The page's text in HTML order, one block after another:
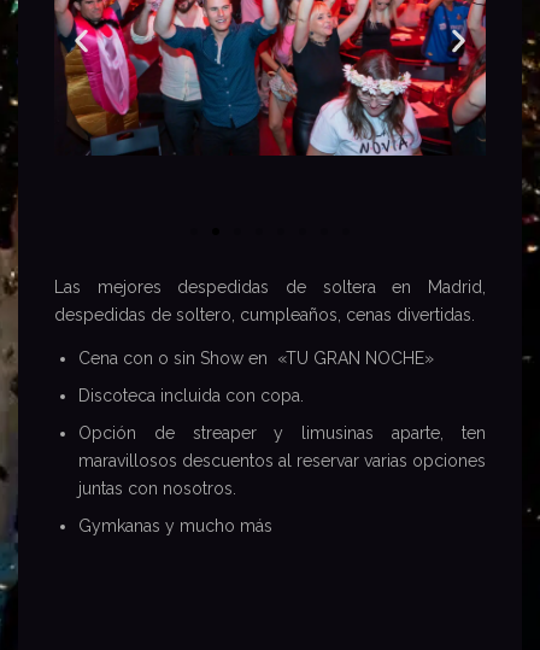
Las mejores despedidas de soltera en Madrid,
despedidas de soltero, cumpleaños, cenas divertidas.
Cena con o sin Show en «TU GRAN NOCHE»
Discoteca incluida con copa.
Opción de streaper y limusinas aparte, ten
maravillosos descuentos al reservar varias opciones
juntas con nosotros.
Gymkanas y mucho más